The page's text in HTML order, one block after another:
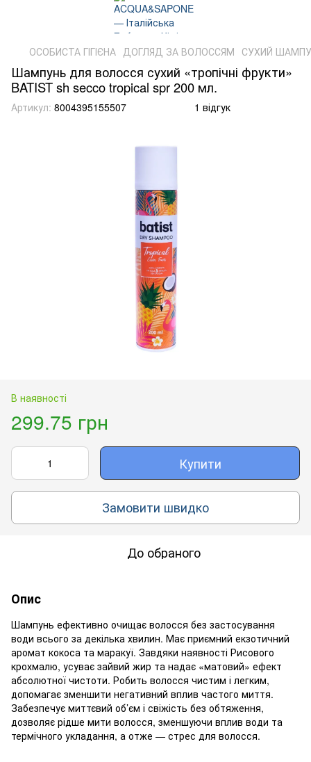
ОСОБИСТА ГІГІЄНА ДОГЛЯД ЗА ВОЛОССЯМ СУХИЙ
Шампунь для волосся сухий «тропічні фрукти»
BATIST sh secco tropical spr 200 мл.
Артикул: 8004395155507 1 відгук
В наявності
299.75 грн
Купити
Замовити швидко
До обраного
Опис
Шампунь ефективно очищає волосся без застосування
води всього за декілька хвилин. Має приємний екзотичний
аромат кокоса та маракуї. Завдяки наявності Рисового
крохмалю, усуває зайвий жир та надає «матовий» ефект
абсолютної чистоти. Робить волосся чистим і легким,
допомагає зменшити негативний вплив частого миття.
Забезпечує миттєвий об’єм і свіжість без обтяження,
дозволяє рідше мити волосся, зменшуючи вплив води та
термічного укладання, а отже — стрес для волосся.